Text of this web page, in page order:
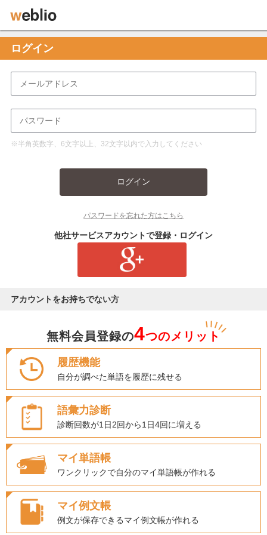
ログイン
※半角英数字、6文字以上、32文字以内で入力してください
ログイン
パスワードを忘れた方はこちら
他社サービスアカウントで登録・ログイン
アカウントをお持ちでない方
無料会員登録の4つのメリット
履歴機能
自分が調べた単語を履歴に残せる
語彙力診断
診断回数が1日2回から1日4回に増える
マイ単語帳
ワンクリックで自分のマイ単語帳が作れる
マイ例文帳
例文が保存できるマイ例文帳が作れる